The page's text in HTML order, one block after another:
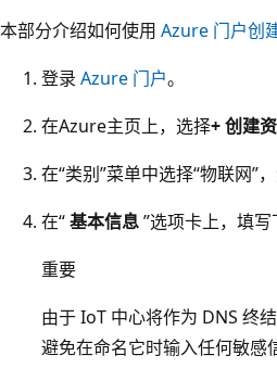
本部分介绍如何使用 Azure 门户创
登录 Azure 门户。
在Azure主页上，选择+ 创建
在“类别”菜单中选择“物联网”
在“基本信息”选项卡上，填写
重要
由于 IoT 中心将作为 DNS 终
避免在命名它时输入任何敏感